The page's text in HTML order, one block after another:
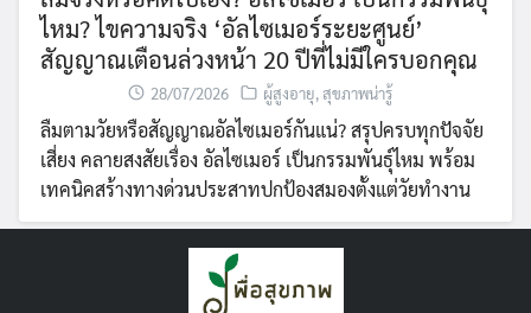
ไหม? ไขความจริง ‘อัลไซเมอร์ระยะศูนย์’
สัญญาณเตือนล่วงหน้า 20 ปีที่ไม่มีใครบอกคุณ
28/07/2026 ผู้สูงอายุ,สุขภาพน่ารู้
ลืมตามวัยหรือสัญญาณอัลไซเมอร์กันแน่? สรุปครบทุกปัจจัย
เสี่ยง คลายสงสัยเรื่อง อัลไซเมอร์ เป็นกรรมพันธุ์ไหม พร้อม
เทคนิคสร้างทางด่วนประสาทปกป้องสมองตั้งแต่วัยทำงาน